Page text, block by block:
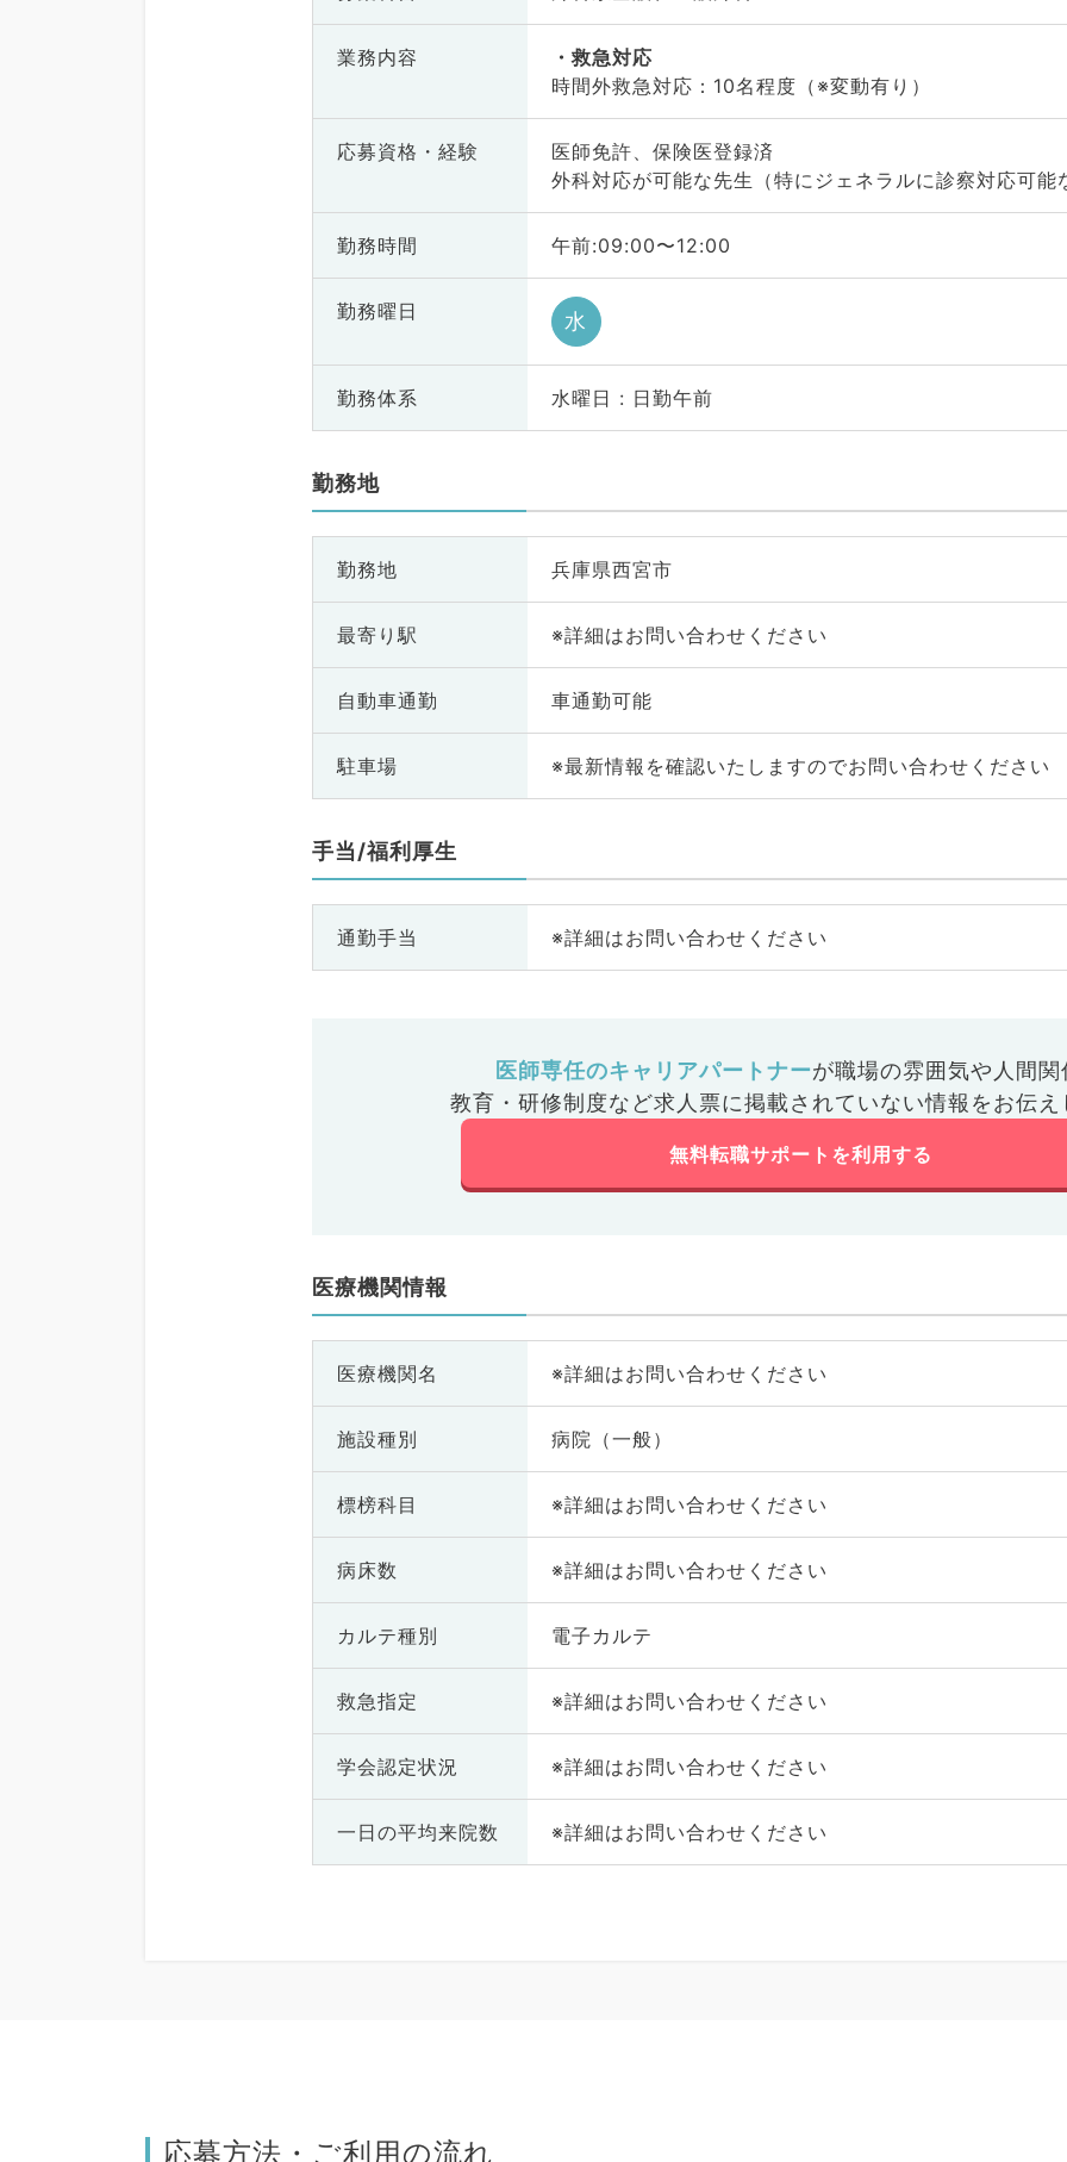
業務内容
救急対応
時間外救急対応：10名程度（※変動有り）
応募資格・ 経験
医師免許、保険医登録済
外科対応が可能な先生（特にジェネラルに診察対応可能
勤務時間 午前:09:00〜12:00
勤務曜日 水
勤務体系 水曜日 : 日勤午前
勤務地
勤務地 兵庫県西宮市
最寄り駅 ※詳細はお問い合わせください
自動車通勤 車通勤可能
駐車場 ※最新情報を確認いたしますのでお問い合わせください
手当/福利厚生
通勤手当 ※詳細はお問い合わせください
医師専任のキャリアパートナーが職場の雰囲気や人間関
教育・研修制度など求人票に掲載されていない情報をお伝え
無料転職サポートを利用する
医療機関情報
医療機関名 ※詳細はお問い合わせください
施設種別 病院（一般）
標榜科目 ※詳細はお問い合わせください
病床数 ※詳細はお問い合わせください
カルテ種別 電子カルテ
救急指定 ※詳細はお問い合わせください
学会認定状況 ※詳細はお問い合わせください
一日の平均来院数 ※詳細はお問い合わせください
応募方法・ご利用の流れ